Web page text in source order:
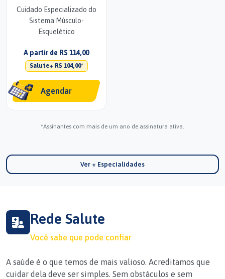
Cuidado Especializado do
Sistema Músculo-
Esquelético
A partir de R$ 114,00
Salute+ R$ 104,00*
Agendar
*Assinantes com mais de um ano de assinatura ativa.
Ver + Especialidades
Rede Salute
Você sabe que pode confiar
A saúde é o que temos de mais valioso. Acreditamos que
cuidar dela deve ser simples. Sem obstáculos e sem